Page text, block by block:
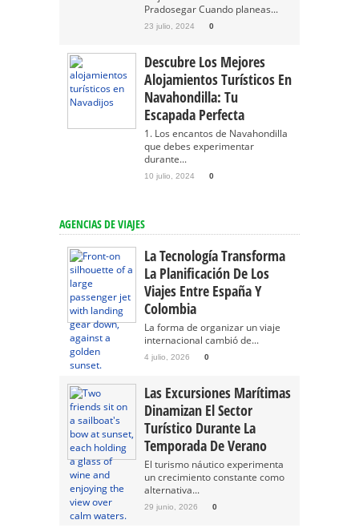
Pradosegar Cuando planeas...
23 julio, 2024 0
Descubre Los Mejores
Alojamientos Turísticos En
Navahondilla: Tu
Escapada Perfecta
1. Los encantos de Navahondilla
que debes experimentar
durante...
10 julio, 2024 0
AGENCIAS DE VIAJES
La Tecnología Transforma
La Planificación De Los
Viajes Entre España Y
Colombia
La forma de organizar un viaje
internacional cambió de...
4 julio, 2026 0
Las Excursiones Marítimas
Dinamizan El Sector
Turístico Durante La
Temporada De Verano
El turismo náutico experimenta
un crecimiento constante como
alternativa...
29 junio, 2026 0